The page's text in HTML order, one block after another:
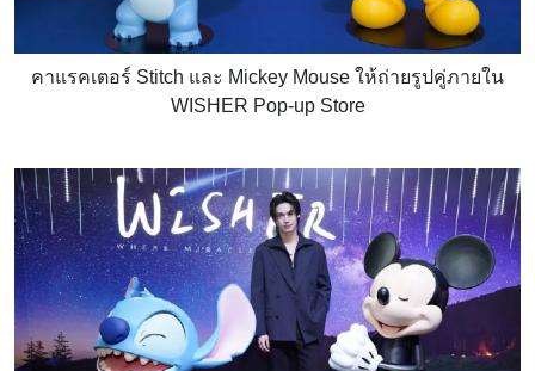
คาแรคเตอร์ Stitch และ Mickey Mouse ให้ถ่ายรูปคู่ภายใน
WISHER Pop-up Store